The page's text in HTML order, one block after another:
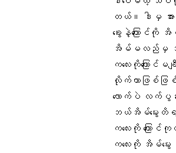
တယ်။ ဒါမှ အား
ခွေးနဲ့ကြောင်
အိမ်မလည်မှ သန်
ကလေးကိုကြော
လိုက်တာဖြစ်ဖြစ်
လောက်ပဲ လက်ပွန်
ဘယ်အိမ်မွေးတိရ
ကလေးကို ကြေ
ကလေးကို အိမ်